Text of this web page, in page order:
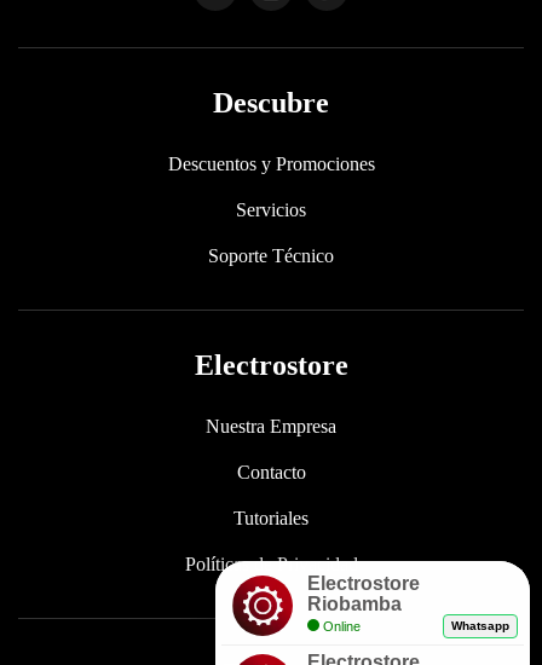
Descubre
Descuentos y Promociones
Servicios
Soporte Técnico
Electrostore
Nuestra Empresa
Contacto
Tutoriales
Políticas de Privacidad
Electrostore
Riobamba
Online Whatsapp